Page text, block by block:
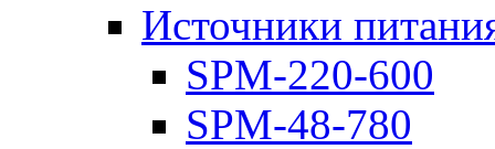
Источники
SPM-220-600
SPM-48-780